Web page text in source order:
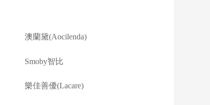
澳蘭黛(Aocilenda)
Smoby智比
樂佳善優(Lacare)